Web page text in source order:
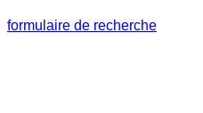
formulaire de recherche